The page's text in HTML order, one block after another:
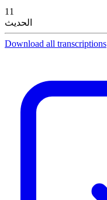
11
الحديث
Download all transcriptions